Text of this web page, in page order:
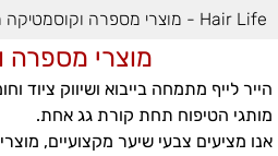
Hair Life - מוצרי מספרה וקוסמטיקה מקצועיים.
מוצרי מספרה
הייר לייף מתמחה בייבוא ושיווק
מותגי הטיפוח תחת קורת גג אחת.
אנו מציעים צבעי שיער מקצועיים,